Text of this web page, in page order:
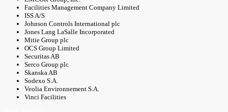
Facilities Management Company Limited
ISS A/S
Johnson Controls International plc
Jones Lang LaSalle Incorporated
Mitie Group plc
OCS Group Limited
Securitas AB
Serco Group plc
Skanska AB
Sodexo S.A.
Veolia Environnement S.A.
Vinci Facilities